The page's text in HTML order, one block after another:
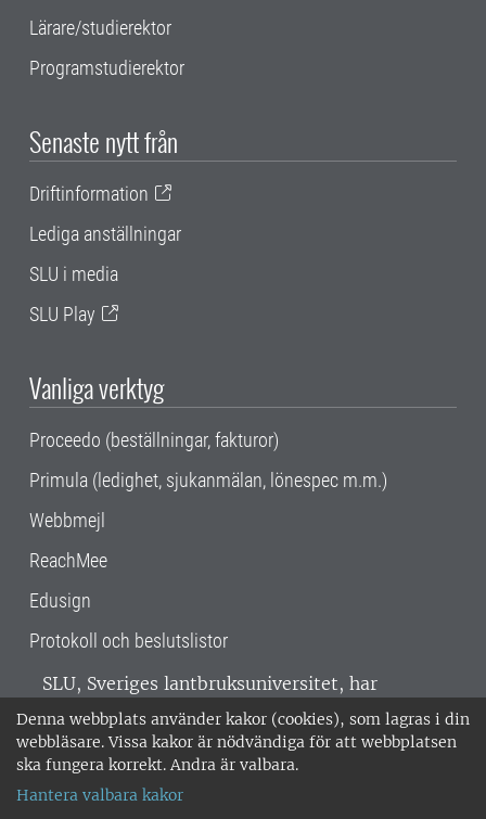
Denna webbplats använder kakor (cookies), som lagras i din
webbläsare. Vissa kakor är nödvändiga för att webbplatsen
ska fungera korrekt. Andra är valbara.
Hantera valbara kakor
Lärare/studierektor
Programstudierektor
Senaste nytt från
Driftinformation
Lediga anställningar
SLU i media
SLU Play
Vanliga verktyg
Proceedo (beställningar, fakturor)
Primula (ledighet, sjukanmälan, lönespec m.m.)
Webbmejl
ReachMee
Edusign
Protokoll och beslutslistor
SLU, Sveriges lantbruksuniversitet, har
verksamhet över hela Sverige. Huvudorter är
Alnarp, Uppsala och Umeå.SLU är
miljöcertifierat enligt ISO 14001. •
018-67 10 00 • Org nr: 202100-2817 •